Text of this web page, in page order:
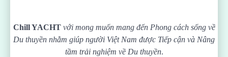
Chill YACHTvới mong muốn mang đến Phong cách sống về
Du thuyền nhằm giúp người Việt Nam được Tiếp cận và Nâng
tầm trải nghiệm về Du thuyền.